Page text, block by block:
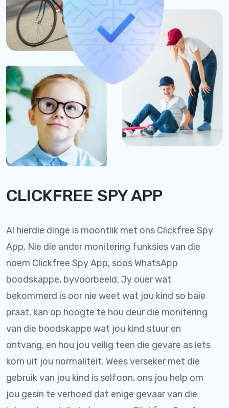
CLICKFREE SPY APP
Al hierdie dinge is moontlik met ons Clickfree Spy
App. Nie die ander monitering funksies van die
noem Clickfree Spy App, soos WhatsApp
boodskappe, byvoorbeeld. Jy ouer wat
bekommerd is oor nie weet wat jou kind so baie
praat, kan op hoogte te hou deur die monitering
van die boodskappe wat jou kind stuur en
ontvang, en hou jou veilig teen die gevare as iets
kom uit jou normaliteit. Wees verseker met die
gebruik van jou kind is selfoon, ons jou help om
jou gesin te verhoed dat enige gevaar van die